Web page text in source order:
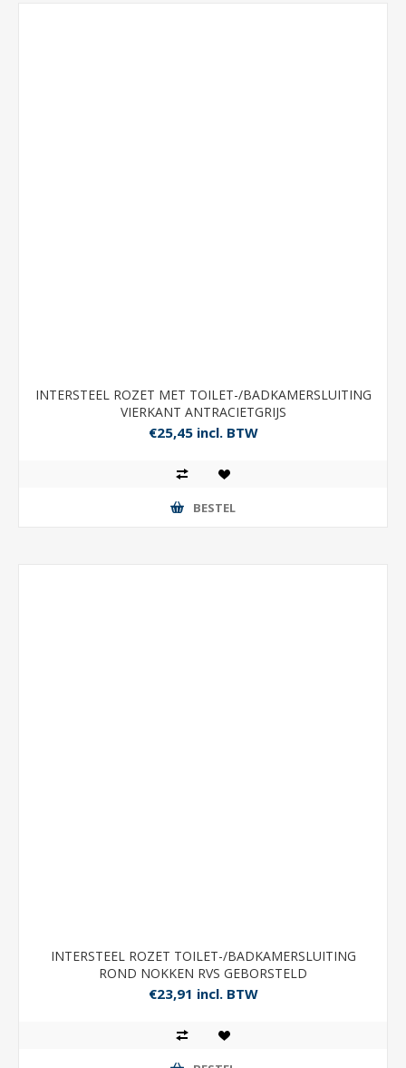
INTERSTEEL ROZET MET TOILET-/BADKAMERSLUITING
VIERKANT ANTRACIETGRIJS
€25,45 incl. BTW
BESTEL
INTERSTEEL ROZET TOILET-/BADKAMERSLUITING
ROND NOKKEN RVS GEBORSTELD
€23,91 incl. BTW